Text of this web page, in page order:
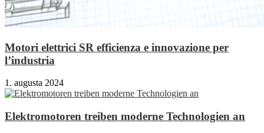
Motori elettrici SR efficienza e innovazione per
l’industria
1. augusta 2024
Elektromotoren treiben moderne Technologien an